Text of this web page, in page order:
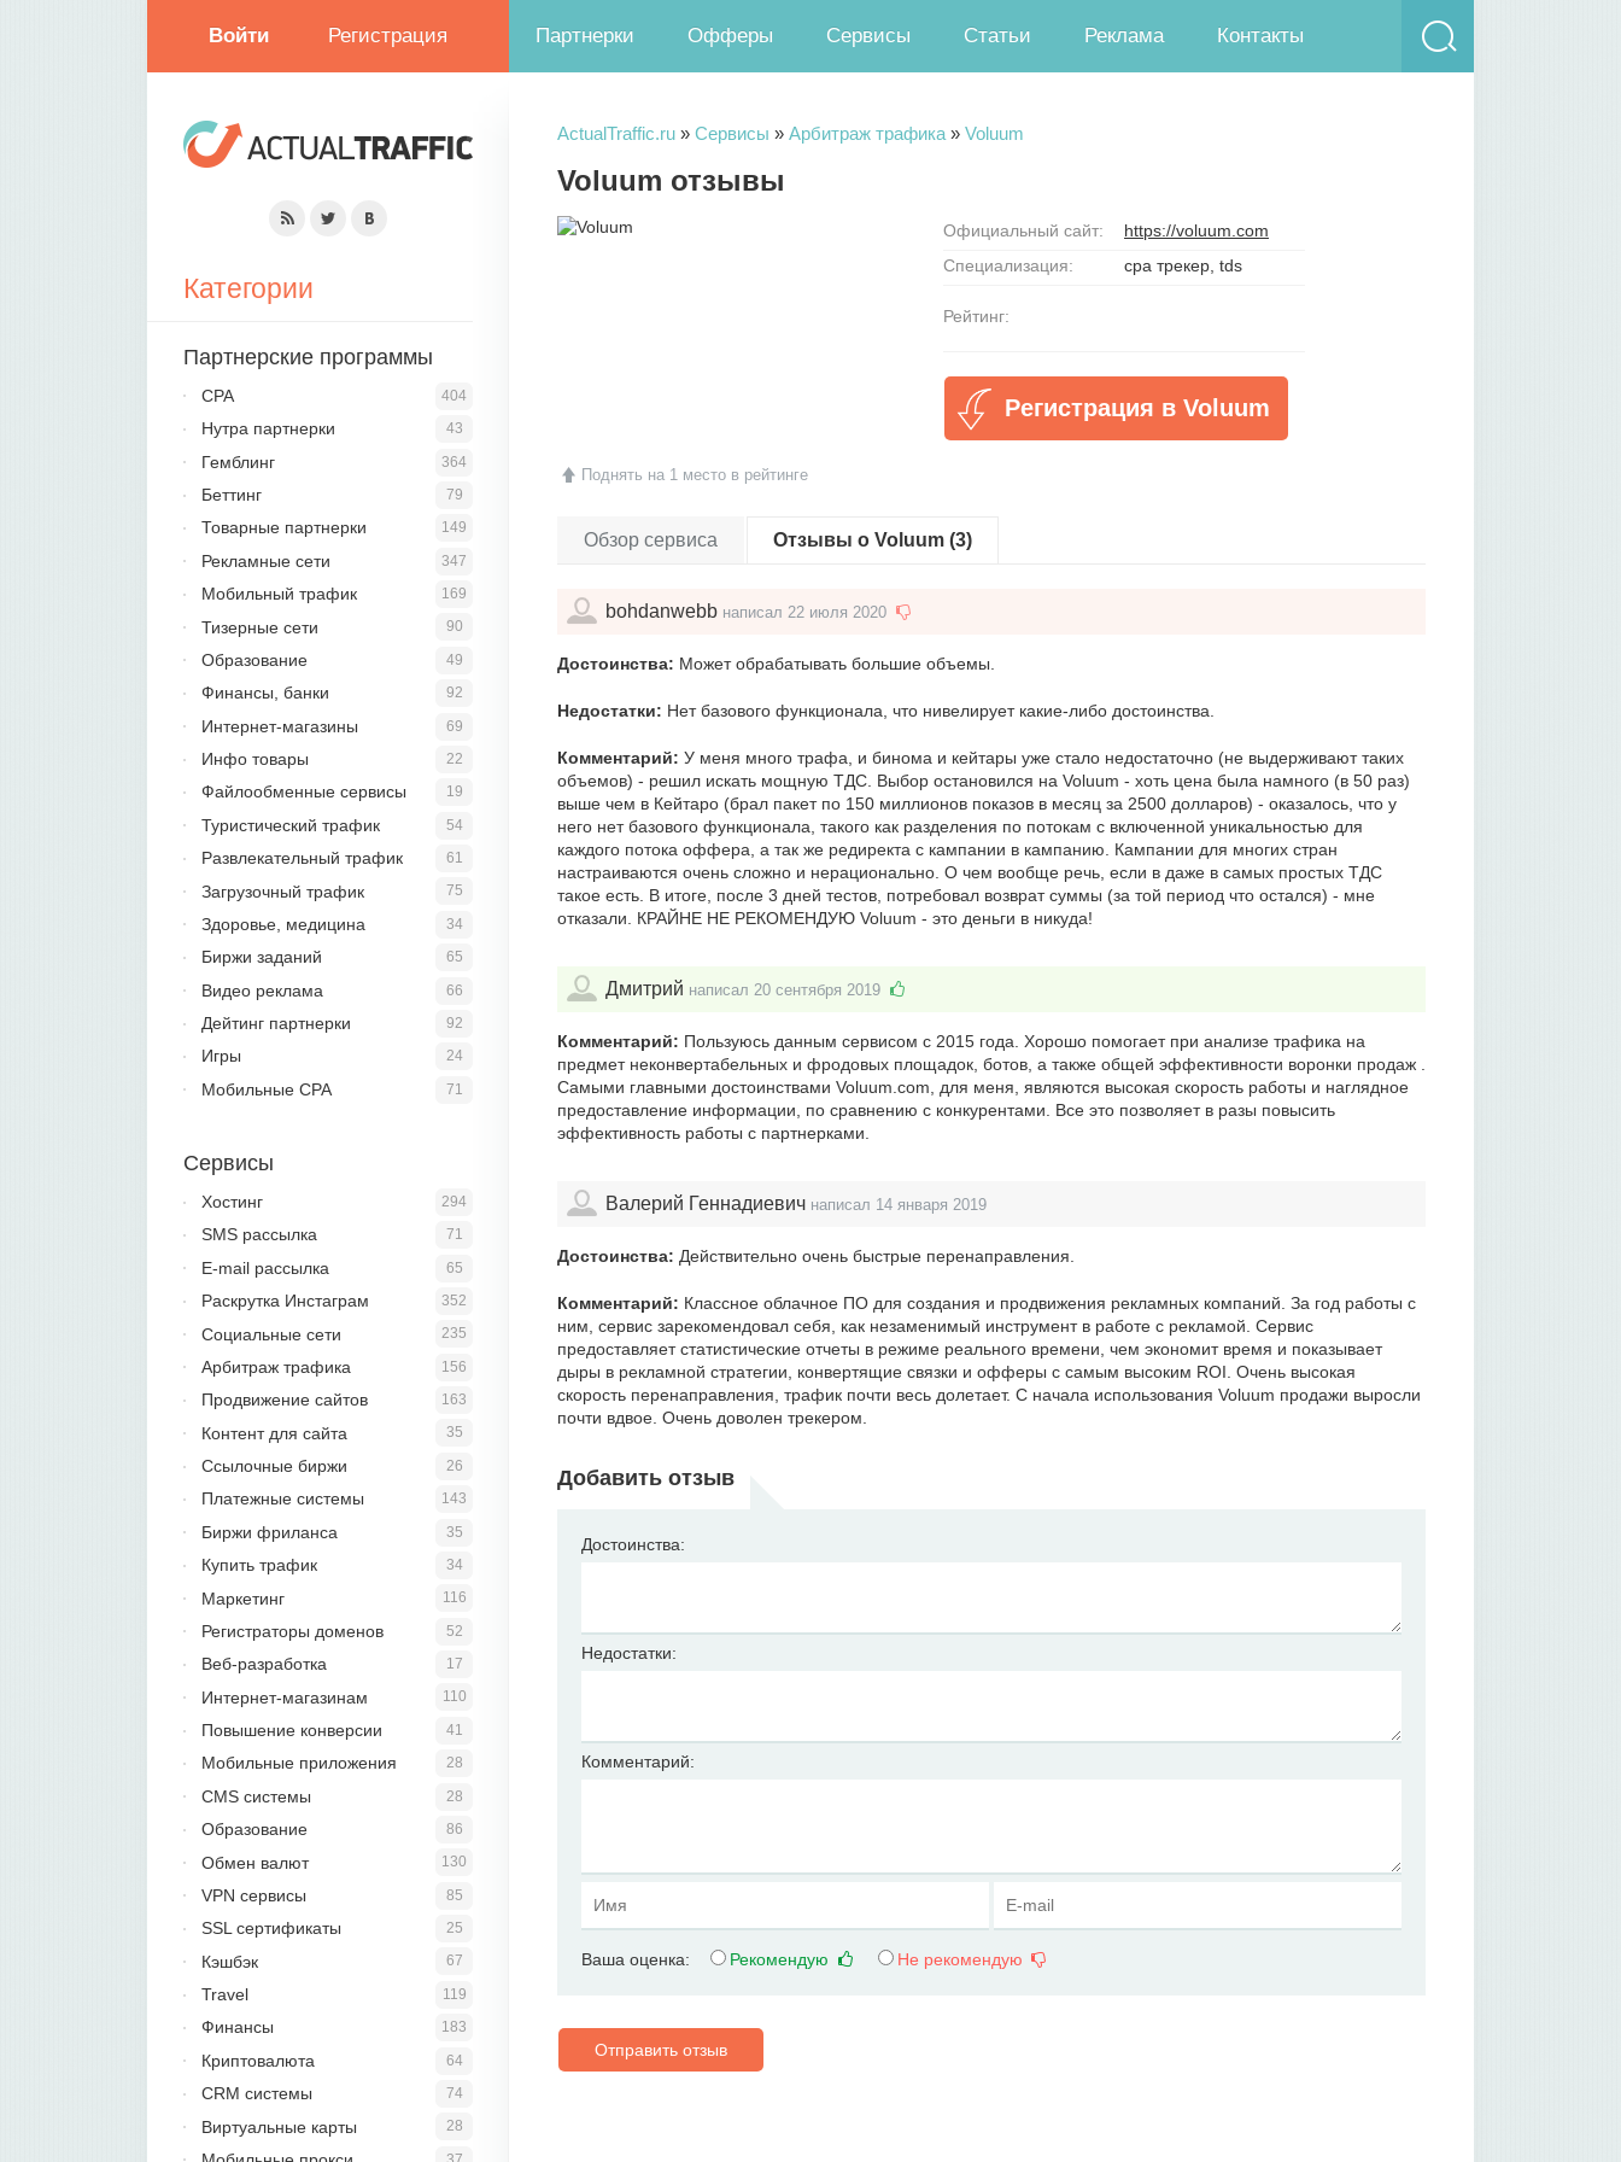
Войти Регистрация Партнерки Офферы Сервисы Статьи Реклама Контакты
ActualTraffic.ru » Сервисы » Арбитраж трафика » Voluum
Voluum отзывы
Поднять на 1 место в рейтинге
Официальный сайт:
https://voluum.com
Специализация:
cpa трекер tds
Рейтинг:
Регистрация в Voluum
Обзор сервиса Отзывы о Voluum (3)
bohdanwebb написал 22 июля 2020
Достоинства: Может обрабатывать большие объемы.
Недостатки: Нет базового функционала, что нивелирует какие-либо достоинства.
Комментарий: У меня много трафа, и бинома и кейтары уже стало недостаточно (не выдерживают таких
объемов) - решил искать мощную ТДС. Выбор остановился на Voluum - хоть цена была намного (в 50 раз)
выше чем в Кейтаро (брал пакет по 150 миллионов показов в месяц за 2500 долларов) - оказалось, что у
него нет базового функционала, такого как разделения по потокам с включенной уникальностью для
каждого потока оффера, а так же редиректа с кампании в кампанию. Кампании для многих стран
настраиваются очень сложно и нерационально. О чем вообще речь, если в даже в самых простых ТДС
такое есть. В итоге, после 3 дней тестов, потребовал возврат суммы (за той период что остался) - мне
отказали. КРАЙНЕ НЕ РЕКОМЕНДУЮ Voluum - это деньги в никуда!
Дмитрий написал 20 сентября 2019
Комментарий: Пользуюсь данным сервисом с 2015 года. Хорошо помогает при анализе трафика на
предмет неконвертабельных и фродовых площадок, ботов, а также общей эффективности воронки продаж .
Самыми главными достоинствами Voluum.com, для меня, являются высокая скорость работы и наглядное
предоставление информации, по сравнению с конкурентами. Все это позволяет в разы повысить
эффективность работы с партнерками.
Валерий Геннадиевич написал 14 января 2019
Достоинства: Действительно очень быстрые перенаправления.
Комментарий: Классное облачное ПО для создания и продвижения рекламных компаний. За год работы с
ним, сервис зарекомендовал себя, как незаменимый инструмент в работе с рекламой. Сервис
предоставляет статистические отчеты в режиме реального времени, чем экономит время и показывает
дыры в рекламной стратегии, конвертящие связки и офферы с самым высоким ROI. Очень высокая
скорость перенаправления, трафик почти весь долетает. С начала использования Voluum продажи выросли
почти вдвое. Очень доволен трекером.
Добавить отзыв
Достоинства:
Недостатки:
Комментарий:
Ваша оценка: Рекомендую Не рекомендую
Отправить отзыв
Категории
Партнерские программы
404
CPA
43
Нутра партнерки
364
Гемблинг
79
Беттинг
149
Товарные партнерки
347
Рекламные сети
169
Мобильный трафик
90
Тизерные сети
49
Образование
92
Финансы, банки
69
Интернет-магазины
22
Инфо товары
19
Файлообменные сервисы
54
Туристический трафик
61
Развлекательный трафик
75
Загрузочный трафик
34
Здоровье, медицина
65
Биржи заданий
66
Видео реклама
92
Дейтинг партнерки
24
Игры
71
Мобильные CPA
Сервисы
294
Хостинг
71
SMS рассылка
65
E-mail рассылка
352
Раскрутка Инстаграм
235
Социальные сети
156
Арбитраж трафика
163
Продвижение сайтов
35
Контент для сайта
26
Ссылочные биржи
143
Платежные системы
35
Биржи фриланса
34
Купить трафик
116
Маркетинг
52
Регистраторы доменов
17
Веб-разработка
110
Интернет-магазинам
41
Повышение конверсии
28
Мобильные приложения
28
CMS системы
86
Образование
130
Обмен валют
85
VPN сервисы
25
SSL сертификаты
67
Кэшбэк
119
Travel
183
Финансы
64
Криптовалюта
74
CRM системы
28
Виртуальные карты